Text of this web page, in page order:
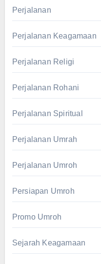
Perjalanan
Perjalanan Keagamaan
Perjalanan Religi
Perjalanan Rohani
Perjalanan Spiritual
Perjalanan Umrah
Perjalanan Umroh
Persiapan Umroh
Promo Umroh
Sejarah Keagamaan